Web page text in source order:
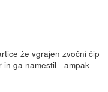
že vgrajen zvočni čip
ga namestil - ampak